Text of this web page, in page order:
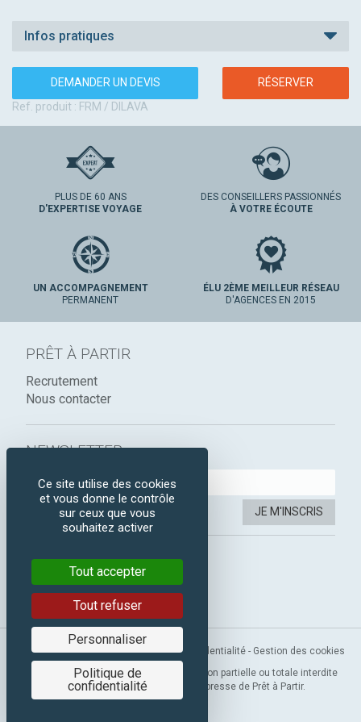
Infos pratiques
DEMANDER UN DEVIS
RÉSERVER
Ref. produit : FRM / DILAVA
PLUS DE 60 ANS
D'EXPERTISE VOYAGE
DES CONSEILLERS PASSIONNÉS
À VOTRE ÉCOUTE
UN ACCOMPAGNEMENT
PERMANENT
ÉLU 2ÈME MEILLEUR RÉSEAU
D'AGENCES EN 2015
PRÊT À PARTIR
Recrutement
Nous contacter
NEWSLETTER :
JE M'INSCRIS
SUIVEZ-NOUS :
Facebook
Instagram
Mentions légales-CGV-Politique de confidentialité - Gestion des cookies
Copyright 2019 © Prêt à Partir. Reproduction partielle ou totale interdite
sans l’autorisation préalable et expresse de Prêt à Partir.
Ce site utilise des cookies
et vous donne le contrôle
sur ceux que vous
souhaitez activer
Tout accepter
Tout refuser
Personnaliser
Politique de
confidentialité